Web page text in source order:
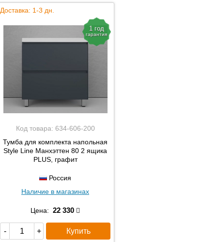
Доставка: 1-3 дн.
1 год
гарантия
Код товара: 634-606-200
Тумба для комплекта напольная
Style Line Манхэттен 80 2 ящика
PLUS, графит
Россия
Наличие в магазинах
Цена: 22 330
- + Купить